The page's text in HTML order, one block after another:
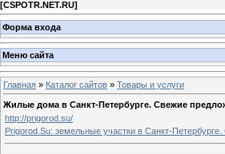
[CSPOTR.NET.RU]
Форма входа
Меню сайта
Главная » Каталог сайтов » Товары и услуги
Жилые дома в Санкт-Петербурге. Свежие
http://prigorod.su/
Prigorod.Su: земельные участки в Санкт-